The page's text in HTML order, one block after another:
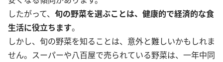
したがって、 旬の野菜を選ぶことは、健康的で経済的な食
生活に役立ちます。
しかし、旬の野菜を知ることは、意外と難しいかもしれま
せん。スーパーや八百屋で売られている野菜は、一年中同